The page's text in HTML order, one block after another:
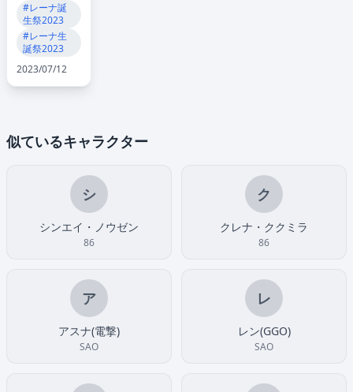
#レーナ誕
生祭2023
#レーナ生
誕祭2023
2023/07/12
似ているキャラクター
シ
シンエイ・ノウゼン
86
ク
クレナ・ククミラ
86
ア
アスナ(電撃)
SAO
レ
レン(GGO)
SAO